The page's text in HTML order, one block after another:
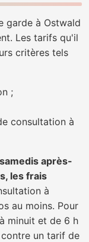
garde à Ostwald
Les tarifs qu'il
critères tels
;
consultation à
après-
les frais
à
au moins. Pour
minuit et de 6 h
un tarif de